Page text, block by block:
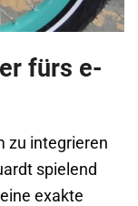
fürs e-
zu integrieren
spielend
exakte